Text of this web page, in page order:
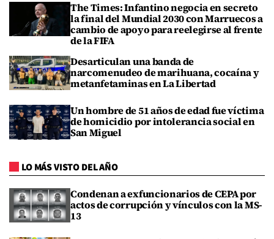
The Times: Infantino negocia en secreto
la final del Mundial 2030 con Marruecos a
cambio de apoyo para reelegirse al frente
de la FIFA
Desarticulan una banda de
narcomenudeo de marihuana, cocaína y
metanfetaminas en La Libertad
Un hombre de 51 años de edad fue víctima
de homicidio por intolerancia social en
San Miguel
LO MÁS VISTO DEL AÑO
Condenan a exfuncionarios de CEPA por
actos de corrupción y vínculos con la MS-
13